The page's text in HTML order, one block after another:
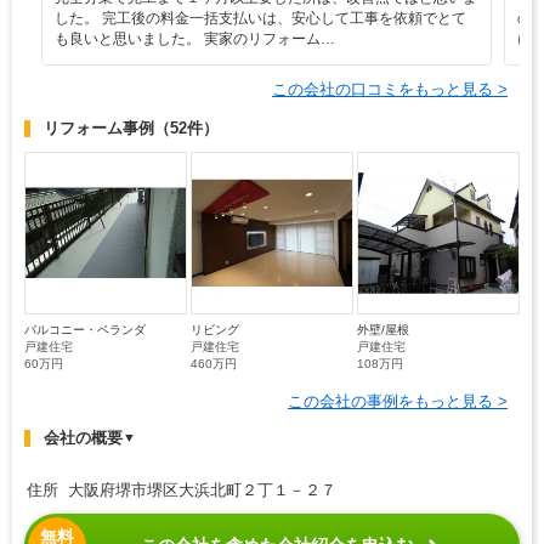
した。 完工後の料金一括支払いは、安心して工事を依頼でとて
も良いと思いました。 実家のリフォーム…
の
に
この会社の口コミをもっと見る >
リフォーム事例 （52件）
バルコニー・ベランダ
戸建住宅
60万円
リビング
戸建住宅
460万円
外壁/屋根
戸建住宅
108万円
この会社の事例をもっと見る >
会社の概要▼
住所 大阪府堺市堺区大浜北町２丁１－２７
無料